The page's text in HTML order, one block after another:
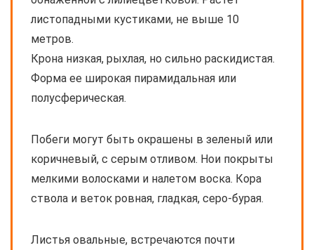
листопадными кустиками, не выше 10
метров.
Крона низкая, рыхлая, но сильно раскидистая.
Форма ее широкая пирамидальная или
полусферическая.
Побеги могут быть окрашены в зеленый или
коричневый, с серым отливом. Нои покрыты
мелкими волосками и налетом воска. Кора
ствола и веток ровная, гладкая, серо-бурая.
Листья овальные, встречаются почти